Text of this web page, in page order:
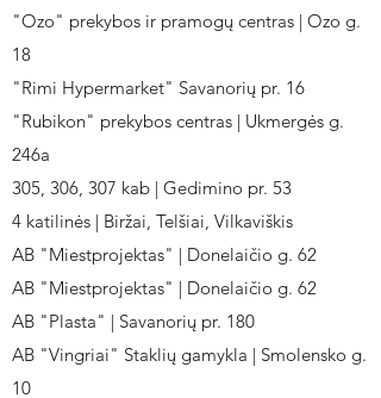
"Ozo" prekybos ir pramogų centras | Ozo g.
18
"Rimi Hypermarket" Savanorių pr. 16
"Rubikon" prekybos centras | Ukmergės g.
246a
305, 306, 307 kab | Gedimino pr. 53
4 katilinės | Biržai, Telšiai, Vilkaviškis
AB "Miestprojektas" | Donelaičio g. 62
AB "Miestprojektas" | Donelaičio g. 62
AB "Plasta" | Savanorių pr. 180
AB "Vingriai" Staklių gamykla | Smolensko g.
10